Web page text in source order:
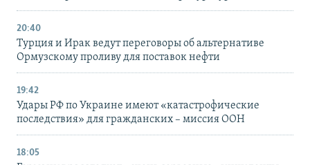
20:40
Турция и Ирак ведут переговоры об альтернативе
Ормузскому проливу для поставок нефти
19:42
Удары РФ по Украине имеют «катастрофические
последствия» для гражданских – миссия ООН
18:05